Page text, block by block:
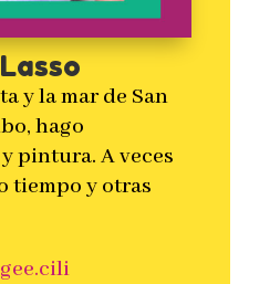
y la mar de San
hago
pintura. A veces
tiempo y otras